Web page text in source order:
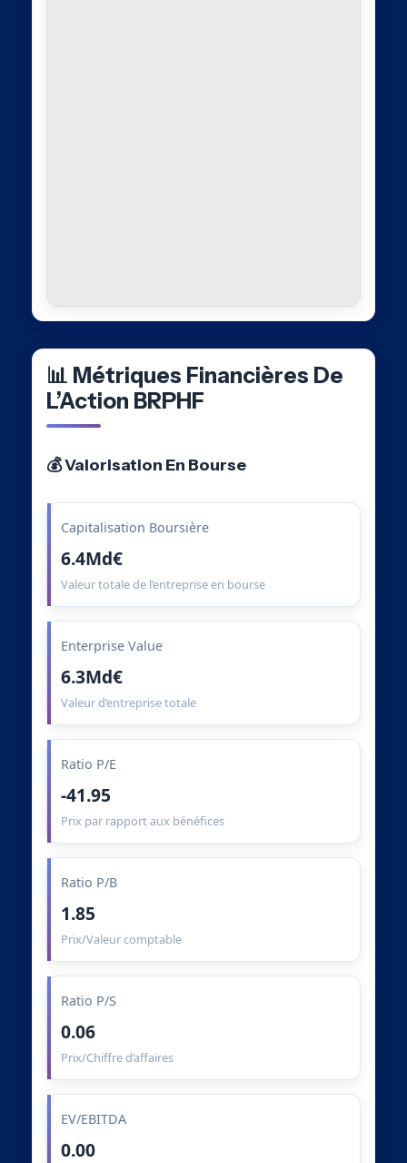
📊 Métriques Financières De
L’Action BRPHF
💰 Valorisation En Bourse
Capitalisation Boursière
6.4Md€
Valeur totale de l’entreprise en bourse
Enterprise Value
6.3Md€
Valeur d’entreprise totale
Ratio P/E
-41.95
Prix par rapport aux bénéfices
Ratio P/B
1.85
Prix/Valeur comptable
Ratio P/S
0.06
Prix/Chiffre d’affaires
EV/EBITDA
0.00